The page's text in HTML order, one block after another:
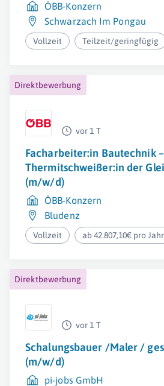
ÖBB-Konzern
Schwarzach Im Pongau
Vollzeit Teilzeit/geringfügig
Direktbewerbung
vor 1 T
Facharbeiter:in Bautechnik –
Thermitschweißer:in der
(m/w/d)
ÖBB-Konzern
Bludenz
Vollzeit ab 42.807,10€ pro Jahr
Direktbewerbung
vor 1 T
Schalungsbauer /Maler /
(m/w/d)
pi-jobs GmbH